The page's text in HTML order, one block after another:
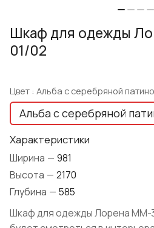
Шкаф для одежды
01/02
Цвет : Альба с серебряной
Альба с серебряной
Характеристики
Ширина — 981
Высота — 2170
Глубина — 585
Шкаф для одежды Лорена ММ-